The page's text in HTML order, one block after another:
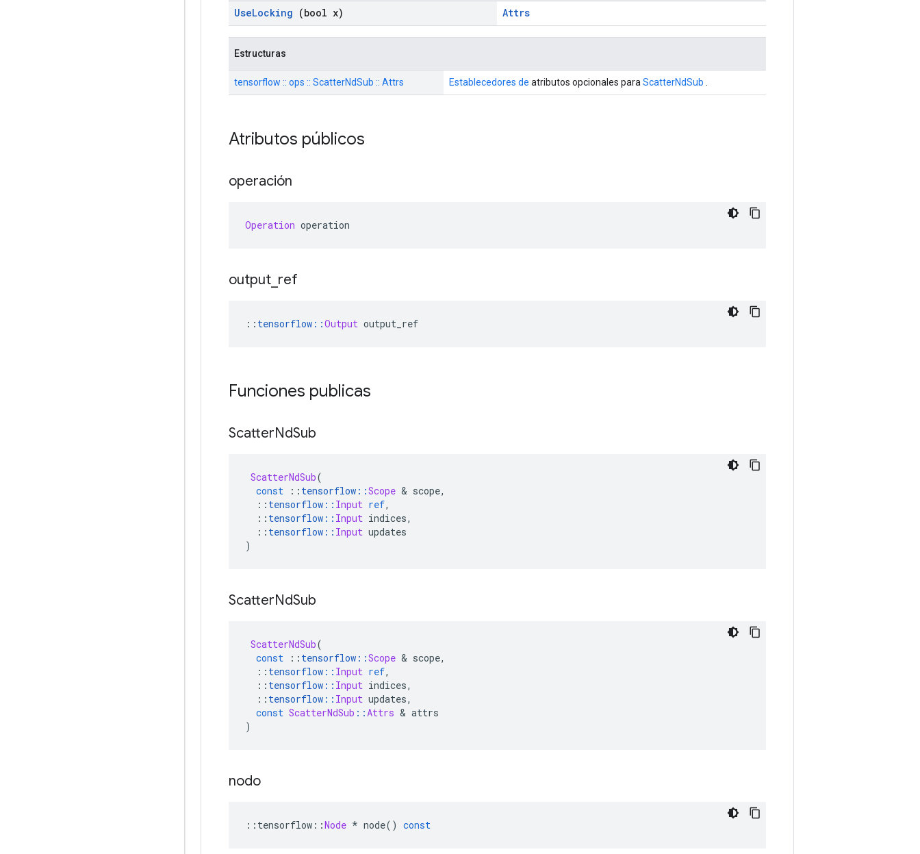
UseLocking (bool x) Attrs
Estructuras
tensorflow :: ops :: ScatterNdSub :: Attrs Establecedores de atributos opcionales para ScatterNdSub
Atributos públicos
operación
Operation operation
output ref
:: tensorflow ::Output output_ref
Funciones publicas
ScatterNdSub
ScatterNdSub(
const
:: tensorflow ::Scope & scope,
:: tensorflow :: Input ref,
:: tensorflow :: Input indices,
:: tensorflow :: Input updates
)
ScatterNdSub
ScatterNdSub(
const
:: tensorflow ::Scope & scope,
:: tensorflow :: Input ref,
:: tensorflow :: Input indices,
:: tensorflow :: Input updates,
const ScatterNdSub ::Attrs & attrs
)
nodo
:: tensorflow ::Node * node() const